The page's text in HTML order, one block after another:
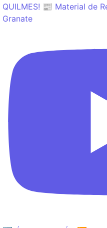
QUILMES! 📰 Material de
Granate